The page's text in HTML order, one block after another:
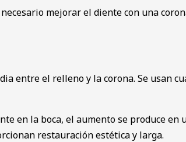
mejorar el diente con una
entre el relleno y la corona. Se usan
en la boca, el aumento se produce
restauración estética y larga.